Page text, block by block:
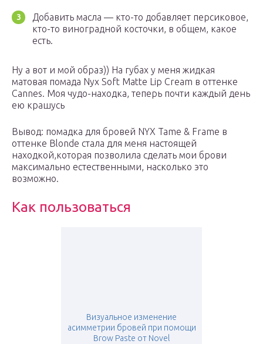
Добавить масла — кто-то добавляет персиковое,
кто-то виноградной косточки, в общем, какое
есть.
Ну а вот и мой образ)) На губах у меня жидкая
матовая помада Nyx Soft Matte Lip Cream в оттенке
Cannes. Моя чудо-находка, теперь почти каждый день
ею крашусь
Вывод: помадка для бровей NYX Tame & Frame в
оттенке Blonde стала для меня настоящей
находкой,которая позволила сделать мои брови
максимально естественными, насколько это
возможно.
Как пользоваться
Визуальное изменение
асимметрии бровей при помощи
Brow Paste от Novel